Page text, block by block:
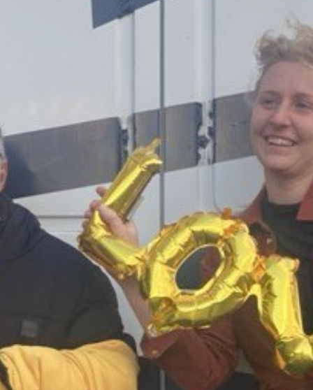
dem Direktor des Knies Kinderzoo Benjamin
Sinniger über die Gefühle der Zootiere
Whoopi Goldberg ist das Geburtstagskind
des Monats. Anthony erzählt euch vom
Leben und Schaffen der amerikanischen
Schauspielerin.
DuuhDuhhDuhh
– Peter
Maffay ist nicht nur Musiker, sondern auch
Namensvetter des Happy Radio Redaktors
Peter. Welches sein Lieblingssong des
Sängers ist, hörst du in der Rubrik Oldie des
Monats.BiBiBiberstein– der Bereichsleiter
der Stiftung Schloss Biberstein war zu Gast
bei Daniela. Er erzählt ihr, wo sein
Lieblingsplatz auf dem Schloss ist.
– Annabelle ist ein grosser
Fan der Basler Herbstmesse. Sie hat viel
über den Grossevent gelesen und erzählt
dir, was sie Spannendes herausgefunden
hat. Viel Spass mit der frischen Portion